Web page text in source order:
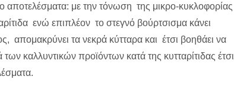
αποτελέσματα: με την τόνωση της μικρο-κυκλοφορίας
ενώ επιπλέον το στεγνό βούρτσισμα κάνει
απομακρύνει τα νεκρά κύτταρα και έτσι βοηθάει να
καλλυντικών προϊόντων κατά της κυτταρίτιδας έτσι